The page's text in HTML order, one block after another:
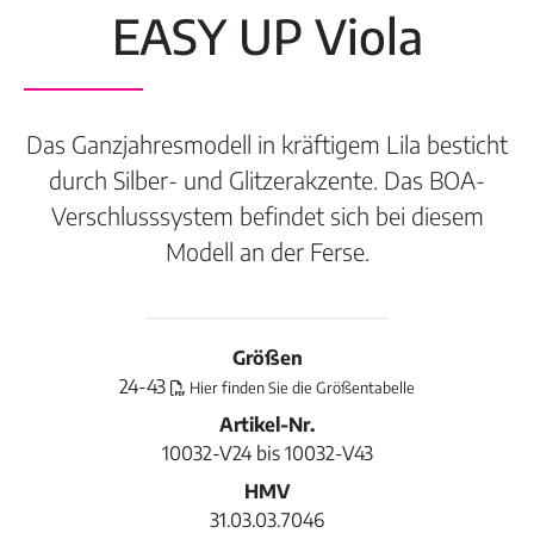
EASY UP Viola
Das Ganzjahresmodell in kräftigem Lila besticht
durch Silber- und Glitzerakzente. Das BOA-
Verschlusssystem befindet sich bei diesem
Modell an der Ferse.
Größen
24-43
Hier finden Sie die Größentabelle
Artikel-Nr.
10032-V24 bis 10032-V43
HMV
31.03.03.7046